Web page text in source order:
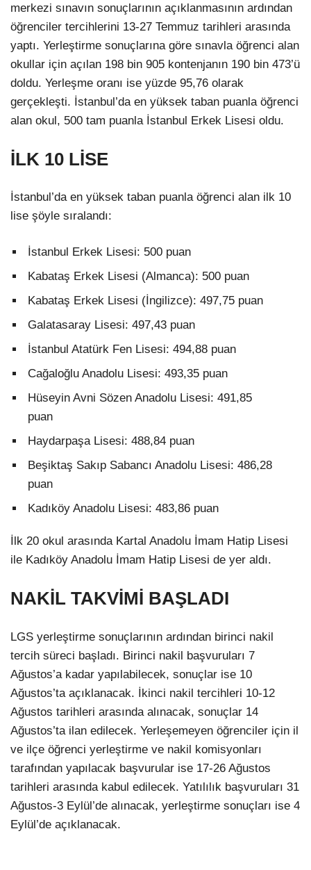
merkezi sınavın sonuçlarının açıklanmasının ardından
öğrenciler tercihlerini 13-27 Temmuz tarihleri arasında
yaptı. Yerleştirme sonuçlarına göre sınavla öğrenci alan
okullar için açılan 198 bin 905 kontenjanın 190 bin 473’ü
doldu. Yerleşme oranı ise yüzde 95,76 olarak
gerçekleşti. İstanbul’da en yüksek taban puanla öğrenci
alan okul, 500 tam puanla İstanbul Erkek Lisesi oldu.
İLK 10 LİSE
İstanbul’da en yüksek taban puanla öğrenci alan ilk 10
lise şöyle sıralandı:
İstanbul Erkek Lisesi: 500 puan
Kabataş Erkek Lisesi (Almanca): 500 puan
Kabataş Erkek Lisesi (İngilizce): 497,75 puan
Galatasaray Lisesi: 497,43 puan
İstanbul Atatürk Fen Lisesi: 494,88 puan
Cağaloğlu Anadolu Lisesi: 493,35 puan
Hüseyin Avni Sözen Anadolu Lisesi: 491,85
puan
Haydarpaşa Lisesi: 488,84 puan
Beşiktaş Sakıp Sabancı Anadolu Lisesi: 486,28
puan
Kadıköy Anadolu Lisesi: 483,86 puan
İlk 20 okul arasında Kartal Anadolu İmam Hatip Lisesi
ile Kadıköy Anadolu İmam Hatip Lisesi de yer aldı.
NAKİL TAKVİMİ BAŞLADI
LGS yerleştirme sonuçlarının ardından birinci nakil
tercih süreci başladı. Birinci nakil başvuruları 7
Ağustos’a kadar yapılabilecek, sonuçlar ise 10
Ağustos’ta açıklanacak. İkinci nakil tercihleri 10-12
Ağustos tarihleri arasında alınacak, sonuçlar 14
Ağustos’ta ilan edilecek. Yerleşemeyen öğrenciler için il
ve ilçe öğrenci yerleştirme ve nakil komisyonları
tarafından yapılacak başvurular ise 17-26 Ağustos
tarihleri arasında kabul edilecek. Yatılılık başvuruları 31
Ağustos-3 Eylül’de alınacak, yerleştirme sonuçları ise 4
Eylül’de açıklanacak.